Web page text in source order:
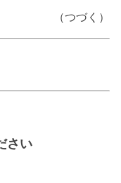
（つづく）
さい